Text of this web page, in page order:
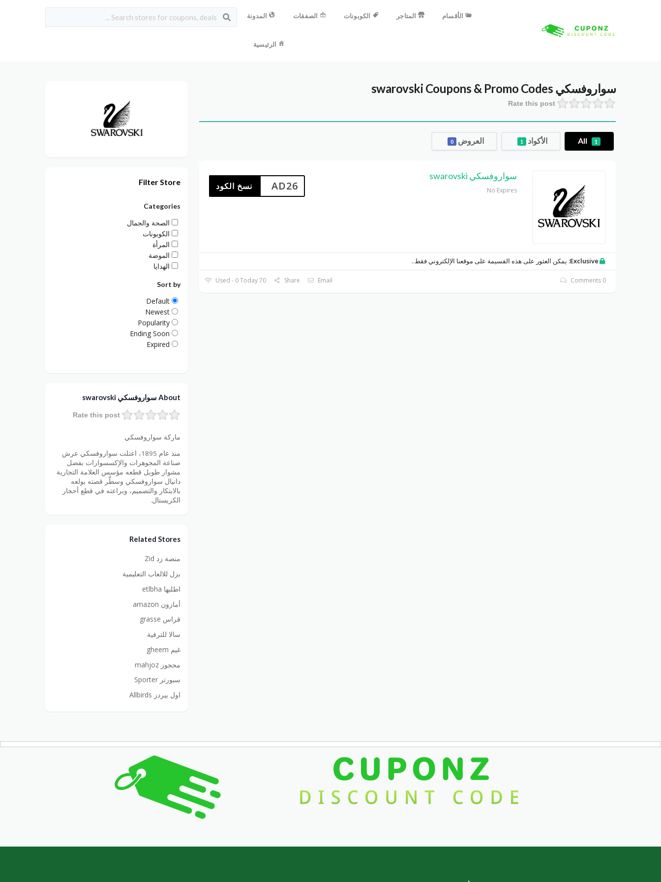
المدونة الصفقات الكوبونات المتاجر الأقسام
الرئيسية
سواروفسكي swarovski Coupons & Promo Codes
Rate this post
All 1 الأكواد 1 العروض 0
سواروفسكي swarovski
No Expires
AD26 نسخ الكود
Exclusive: يمكن العثور على هذه القسيمة على موقعنا الإلكتروني فقط..
70 Used - 0 Today Share Email 0 Comments
Filter Store
Categories
الصحة والجمال
الكوبونات
المرأة
الموضة
الهدايا
Sort by
Default
Newest
Popularity
Ending Soon
Expired
About سواروفسكي swarovski
Rate this post
ماركة سواروفسكي
منذ عام 1895، اعتلت سواروفسكي عرش
صناعة المجوهرات والإكسسوارات بفضل
مشوار طويل قطعه مؤسس العلامة التجارية
دانيال سواروفسكي وسطَّر قصته بولعه
بالابتكار والتصميم، وبراعته في قطع أحجار
الكريستال.
Related Stores
منصة زد Zid
بزل للالعاب التعليمية
اطلبها etlbha
أمازون amazon
قراس grasse
سالا للترفية
غيم gheem
محجوز mahjoz
سبورتر Sporter
اول بيردز Allbirds